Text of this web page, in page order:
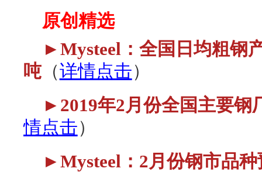
原创精选
►Mysteel：全国日均粗钢
吨（详情点击）
►2019年2月份全国主要钢
情点击）
►Mysteel：2月份钢市品种